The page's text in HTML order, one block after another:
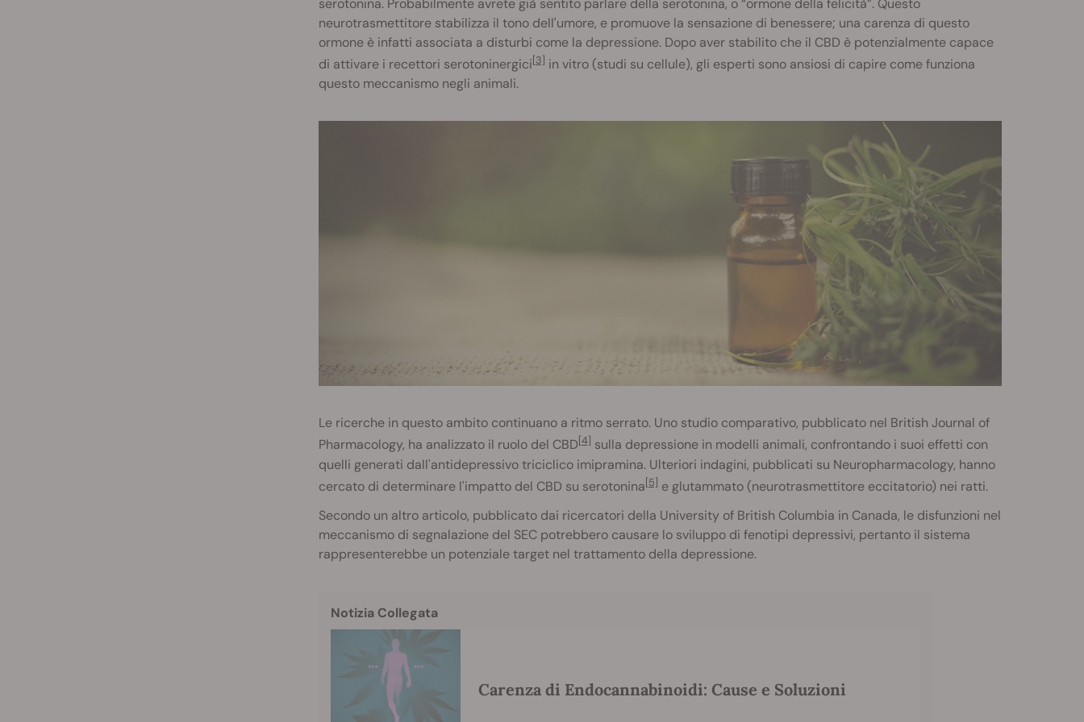
neurotrasmettitore stabilizza il tono dell'umore, e promuove la sensazione di benessere; una carenza di questo
ormone è infatti associata a disturbi come la depressione. Dopo aver stabilito che il CBD è potenzialmente capace
di attivare i recettori serotoninergici[3] in vitro (studi su cellule), gli esperti sono ansiosi di capire come funziona
questo meccanismo negli animali.
Le ricerche in questo ambito continuano a ritmo serrato. Uno studio comparativo, pubblicato nel British Journal of
Pharmacology, ha analizzato il ruolo del CBD[4] sulla depressione in modelli animali, confrontando i suoi effetti con
quelli generati dall'antidepressivo triciclico imipramina. Ulteriori indagini, pubblicati su Neuropharmacology, hanno
cercato di determinare l'impatto del CBD su serotonina[5] e glutammato (neurotrasmettitore eccitatorio) nei ratti.
Secondo un altro articolo, pubblicato dai ricercatori della University of British Columbia in Canada, le disfunzioni nel
meccanismo di segnalazione del SEC potrebbero causare lo sviluppo di fenotipi depressivi, pertanto il sistema
rappresenterebbe un potenziale target nel trattamento della depressione.
Notizia Collegata
Carenza di Endocannabinoidi: Cause e Soluzioni